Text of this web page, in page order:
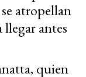
atropellan
llegar antes
quien